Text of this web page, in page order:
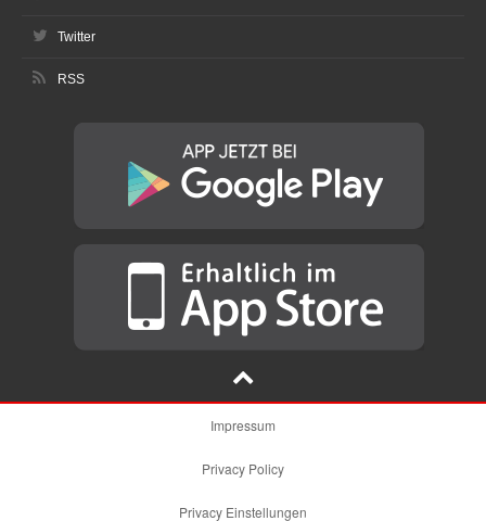
Twitter
RSS
Impressum
Privacy Policy
Privacy Einstellungen